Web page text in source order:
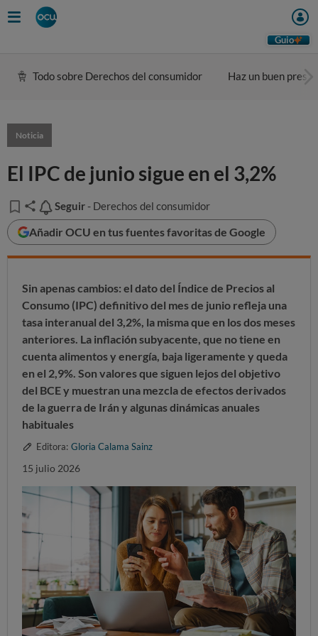
Guio
Todo sobre Derechos del consumidor Haz un buen
Noticia
El IPC de junio sigue en el 3,2%
Seguir
Seguir - Derechos del consumidor
Añadir OCU en tus fuentes favoritas de Google
Sin apenas cambios: el dato del Índice de Precios al
Consumo (IPC) definitivo del mes de junio refleja una
tasa interanual del 3,2%, la misma que en los dos meses
anteriores. La inflación subyacente, que no tiene en
cuenta alimentos y energía, baja ligeramente y queda
en el 2,9%. Son valores que siguen lejos del objetivo
del BCE y muestran una mezcla de efectos derivados
de la guerra de Irán y algunas dinámicas anuales
habituales
Editora: Gloria Calama Sainz
15 julio 2026